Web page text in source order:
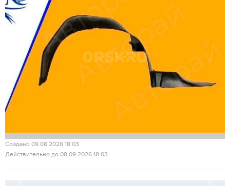
Создано 09.08.2026 18:03
Действительно до 08.09.2026 18:03